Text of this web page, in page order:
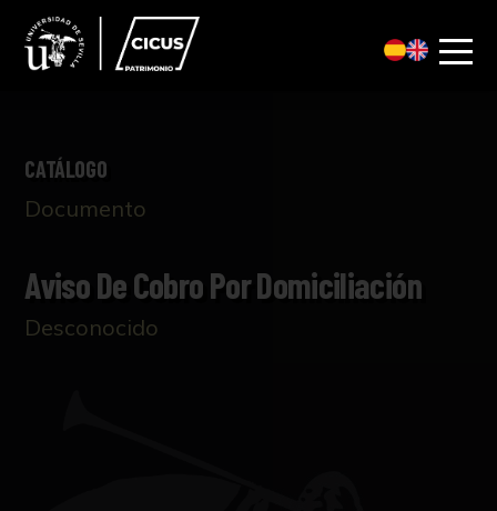
CATÁLOGO
Documento
Aviso De Cobro Por Domiciliación
Desconocido